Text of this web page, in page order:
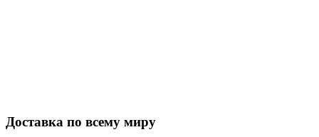
Доставка по всему миру